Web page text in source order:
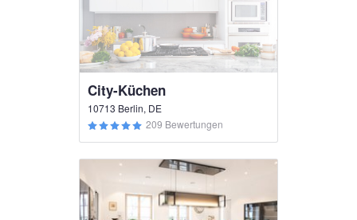
City-Küchen
10713 Berlin, DE
209 Bewertungen